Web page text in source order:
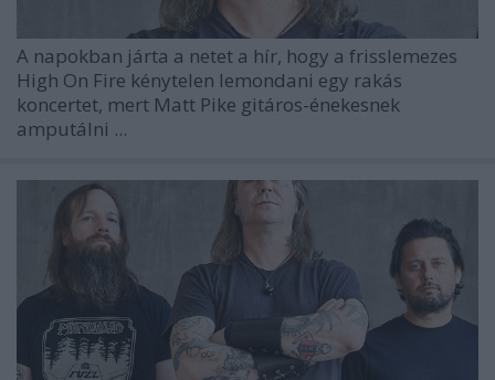
A napokban járta a netet a hír, hogy a frisslemezes
High On Fire kénytelen lemondani egy rakás
koncertet, mert Matt Pike gitáros-énekesnek
amputálni ...